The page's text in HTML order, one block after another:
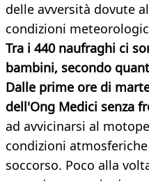
delle avversità dovute
condizioni
Tra i 440 naufraghi ci
bambini, secondo
Dalle prime ore di
dell'Ong Medici senza
ad avvicinarsi al
condizioni
soccorso. Poco alla